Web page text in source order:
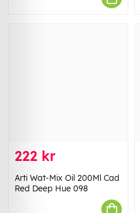
222 kr
Arti Wat-Mix Oil 200Ml Cad
Red Deep Hue 098